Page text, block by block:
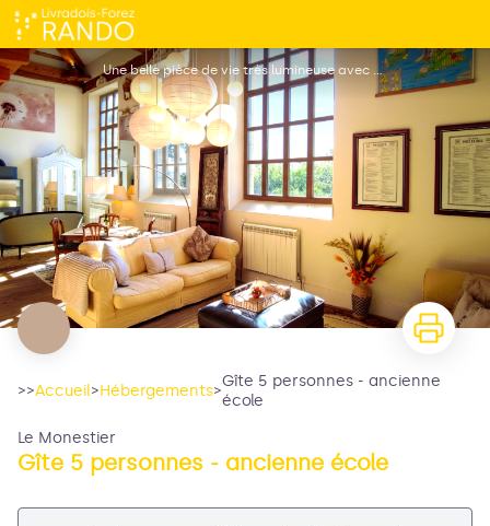
Gîte 5 personnes - ancienne école
Une belle pièce de vie très lumineuse avec ses trois grandes fenêtres. Elle est toute en longueur avec plusieurs postes [...] - Andrew Marten
>>Accueil>Hébergements>
Gîte 5 personnes - ancienne
école
Le Monestier
Gîte 5 personnes - ancienne école